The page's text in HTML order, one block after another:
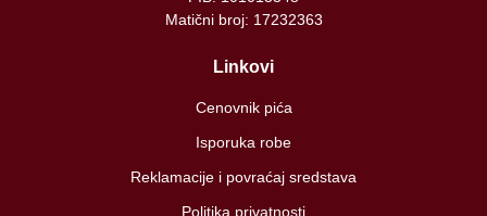
Matični broj: 17232363
Linkovi
Cenovnik pića
Isporuka robe
Reklamacije i povraćaj sredstava
Politika privatnosti